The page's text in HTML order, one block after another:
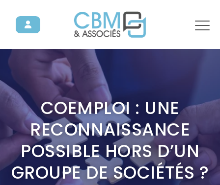
COEMPLOI : UNE
RECONNAISSANCE
POSSIBLE HORS D’UN
GROUPE DE SOCIÉTÉS ?